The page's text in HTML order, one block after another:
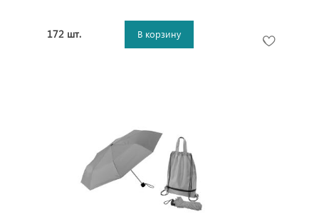
172 шт. В корзину